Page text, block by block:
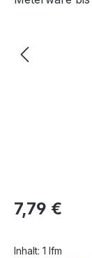
Regulärer Preis:
7,79 €
Inhalt: 1 lfm